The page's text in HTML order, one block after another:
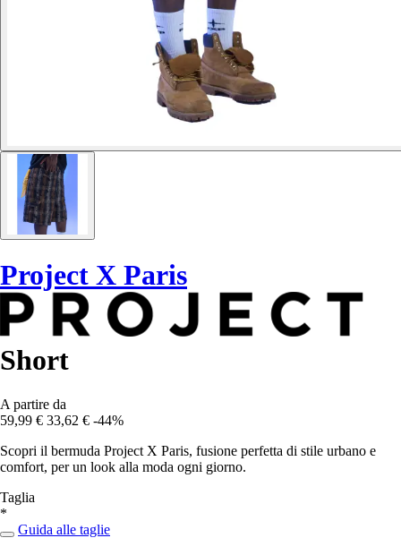
Project X Paris
Short
A partire da
59,99 € 33,62 € -44%
Scopri il bermuda Project X Paris, fusione perfetta di stile urbano e
comfort, per un look alla moda ogni giorno.
Taglia
*
Guida alle taglie